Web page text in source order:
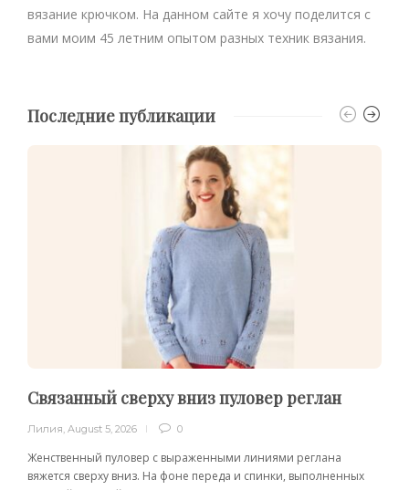
вязание крючком. На данном сайте я хочу поделится с
вами моим 45 летним опытом разных техник вязания.
Последние публикации
Связанный сверху вниз пуловер реглан
Лилия, August 5, 2026 0
Женственный пуловер с выраженными линиями реглана
вяжется сверху вниз. На фоне переда и спинки, выполненных